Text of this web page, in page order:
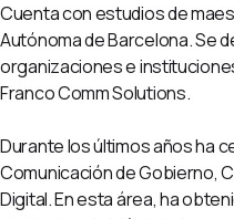
Cuenta con estudios de
Autónoma de Barcelona. Se
organizaciones e
Franco Comm Solutions.
Durante los últimos años ha
Comunicación de Gobierno,
Digital. En esta área, ha